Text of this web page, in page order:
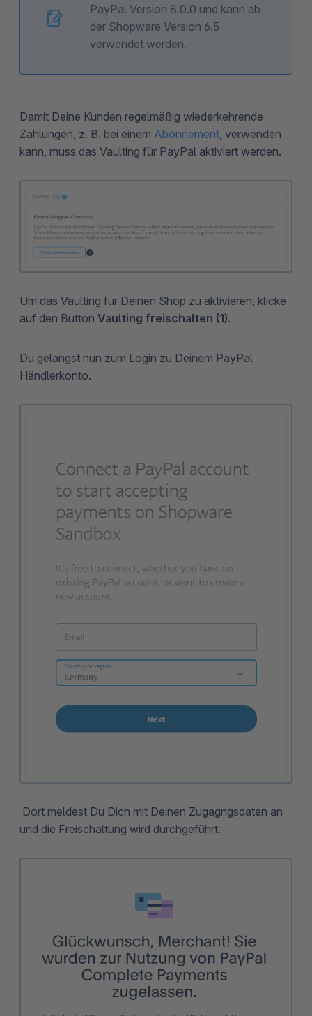
PayPal Version 8.0.0 und kann ab
der Shopware Version 6.5
verwendet werden.
Damit Deine Kunden regelmäßig wiederkehrende
Zahlungen, z. B. bei einem Abonnement , verwenden
kann, muss das Vaulting für PayPal aktiviert werden.
Um das Vaulting für Deinen Shop zu aktivieren, klicke
auf den Button Vaulting freischalten (1).
Du gelangst nun zum Login zu Deinem PayPal
Händlerkonto.
Dort meldest Du Dich mit Deinen Zugagngsdaten an
und die Freischaltung wird durchgeführt.